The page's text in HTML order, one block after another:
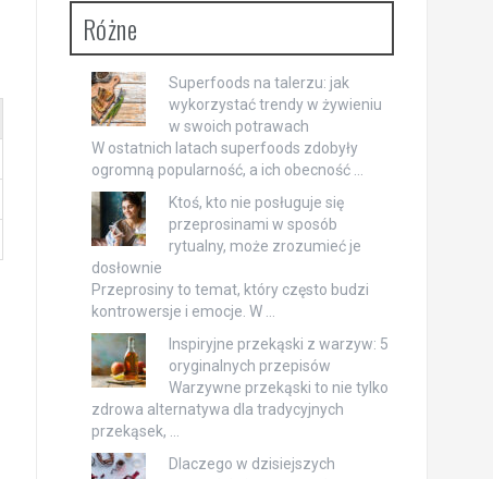
Różne
Superfoods na talerzu: jak
wykorzystać trendy w żywieniu
w swoich potrawach
W ostatnich latach superfoods zdobyły
ogromną popularność, a ich obecność …
Ktoś, kto nie posługuje się
przeprosinami w sposób
rytualny, może zrozumieć je
dosłownie
Przeprosiny to temat, który często budzi
kontrowersje i emocje. W …
Inspiryjne przekąski z warzyw: 5
oryginalnych przepisów
Warzywne przekąski to nie tylko
zdrowa alternatywa dla tradycyjnych
przekąsek, …
Dlaczego w dzisiejszych